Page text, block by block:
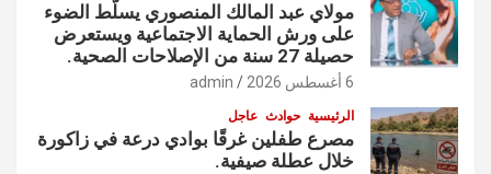
مولاي عبد المالك المنصوري يسلّط الضوء
على ورش الحماية الاجتماعية ويستعرض
حصيلة 27 سنة من الإصلاحات الصحية.
6 أغسطس 2026 admin
الرئيسية حوادث عاجل
مصرع طفلين غرقًا بوادي درعة في زاكورة
خلال عطلة صيفية.